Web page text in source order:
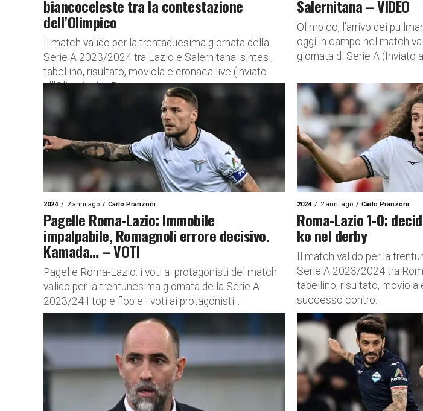
biancoceleste tra la contestazione
dell’Olimpico
Il match valido per la trentaduesima giornata della
Serie A 2023/2024 tra Lazio e Salernitana: sintesi,
tabellino, risultato, moviola e cronaca live (inviato
all’Olimpico) – Dopo...
Salernitana – VIDEO
Olimpico, l’arrivo dei
oggi in campo nel match
giornata di Serie A (Inviato
2024 2 anni ago Carlo Pranzoni
Pagelle Roma-Lazio: Immobile
impalpabile, Romagnoli errore decisivo.
Kamada… – VOTI
Pagelle Roma-Lazio: i voti ai protagonisti del match
valido per la trentunesima giornata della Serie A
2023/24 I top e flop e i voti ai protagonisti...
2024 2 anni ago Carlo Pranzoni
Roma-Lazio 1-0:
ko nel derby
Il match valido per la
Serie A 2023/2024 tra
tabellino, risultato, moviola
successo contro...